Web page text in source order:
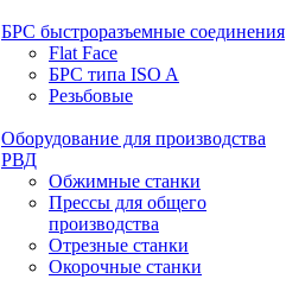
БРС быстроразъемные соединения
Flat Face
БРС типа ISO A
Резьбовые
Оборудование для производства
РВД
Обжимные станки
Прессы для общего
производства
Отрезные станки
Окорочные станки